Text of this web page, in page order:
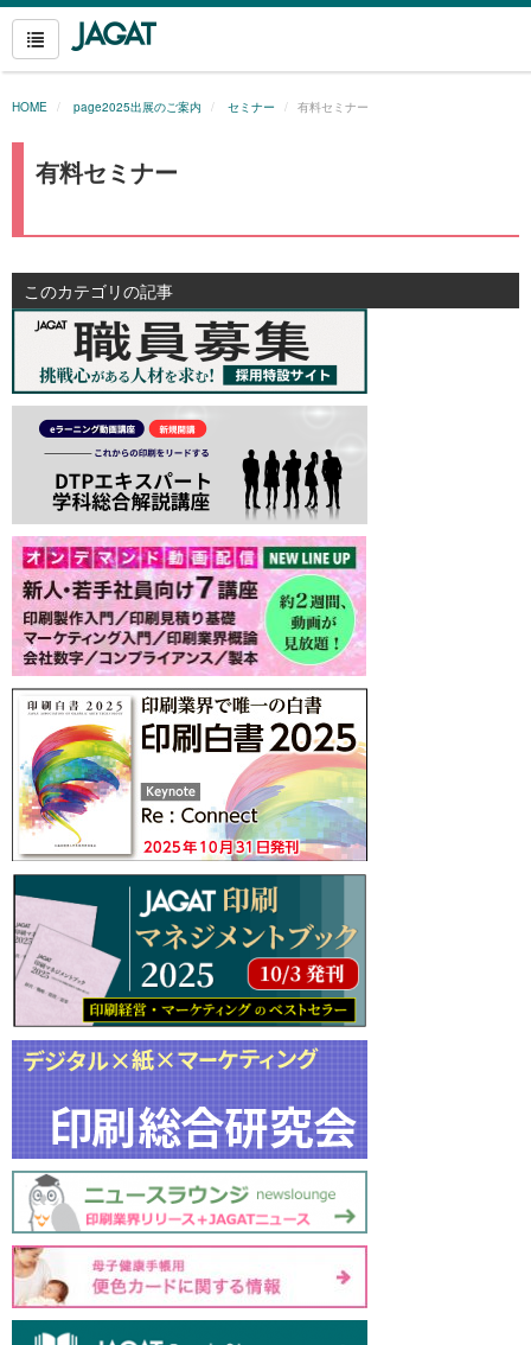
HOME page2025出展のご案内 セミナー 有料セミナー
有料セミナー
このカテゴリの記事